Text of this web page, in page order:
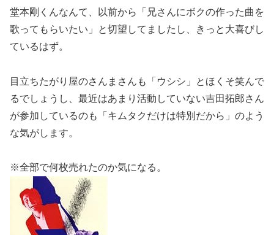
堂本剛くんなんて、以前から「兄さんにボクの作った曲を
歌ってもらいたい」と切望してましたし、きっと大喜びし
ているはず。
目立ちたがり屋のさんまさんも「ウシシ」とほくそ笑んで
るでしょうし、最近はあまり活動していない吉田拓郎さん
が参加しているのも「キムタクだけは特別だから」のよう
な気がします。
※全部で何枚売れたのか気になる。